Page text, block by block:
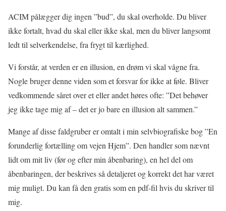
ACIM pålægger dig ingen ”bud”, du skal overholde. Du bliver
ikke fortalt, hvad du skal eller ikke skal, men du bliver langsomt
ledt til selverkendelse, fra frygt til kærlighed.
Vi forstår, at verden er en illusion, en drøm vi skal vågne fra.
Nogle bruger denne viden som et forsvar for ikke at føle. Bliver
vedkommende såret over et eller andet høres ofte: ”Det behøver
jeg ikke tage mig af – det er jo bare en illusion alt sammen.”
Mange af disse faldgruber er omtalt i min selvbiografiske bog ”En
forunderlig fortælling om vejen Hjem”. Den handler som nævnt
lidt om mit liv (før og efter min åbenbaring), en hel del om
åbenbaringen, der beskrives så detaljeret og korrekt det har været
mig muligt. Du kan få den gratis som en pdf-fil hvis du skriver til
mig.